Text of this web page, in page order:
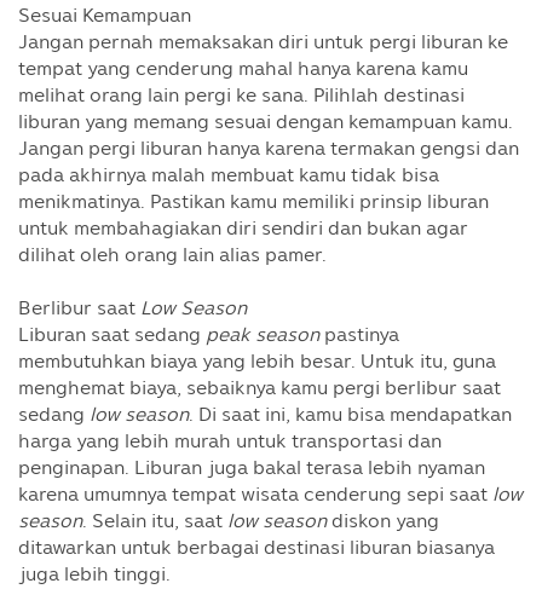
Sesuai Kemampuan
Jangan pernah memaksakan diri untuk pergi liburan ke
tempat yang cenderung mahal hanya karena kamu
melihat orang lain pergi ke sana. Pilihlah destinasi
liburan yang memang sesuai dengan kemampuan kamu.
Jangan pergi liburan hanya karena termakan gengsi dan
pada akhirnya malah membuat kamu tidak bisa
menikmatinya. Pastikan kamu memiliki prinsip liburan
untuk membahagiakan diri sendiri dan bukan agar
dilihat oleh orang lain alias pamer.
Berlibur saat Low Season
Liburan saat sedang peak seasonpastinya
membutuhkan biaya yang lebih besar. Untuk itu, guna
menghemat biaya, sebaiknya kamu pergi berlibur saat
sedang low season. Di saat ini, kamu bisa mendapatkan
harga yang lebih murah untuk transportasi dan
penginapan. Liburan juga bakal terasa lebih nyaman
karena umumnya tempat wisata cenderung sepi saat low
season. Selain itu, saat low seasondiskon yang
ditawarkan untuk berbagai destinasi liburan biasanya
juga lebih tinggi.